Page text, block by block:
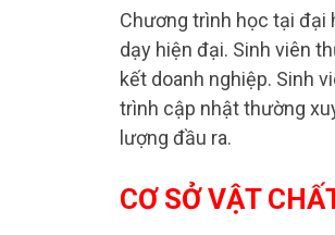
Chương trình học tại đại
dạy hiện đại. Sinh viên
kết doanh nghiệp. Sinh
trình cập nhật thường
lượng đầu ra.
CƠ SỞ VẬT